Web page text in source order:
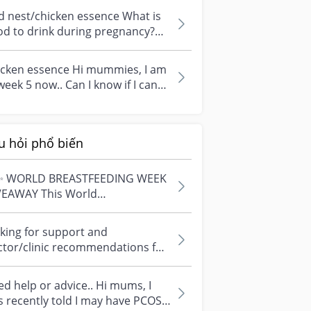
nest/chicken essence What is
to drink during pregnancy?
trimester... can recommend
essence Hi mummies, I am
5 now.. Can I know if I can
hỏi phổ biến
WORLD BREASTFEEDING WEEK
This World
Week, we're
every mum's fe...
for support and
clinic recommendations for
abortion i'm feeling really
help or advice.. Hi mums, I
recently told I may have PCOS